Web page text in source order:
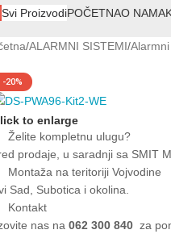
Svi ProizvodiPOČETNAO NAMA
/ALARMNI SISTEMI/
-20%
to enlarge
Želite kompletnu ulugu?
prodaje, u saradnji sa SMIT
Montaža na teritoriji Vojvodine
Sad, Subotica i okolina.
Kontakt
nas na 062 300 840 za